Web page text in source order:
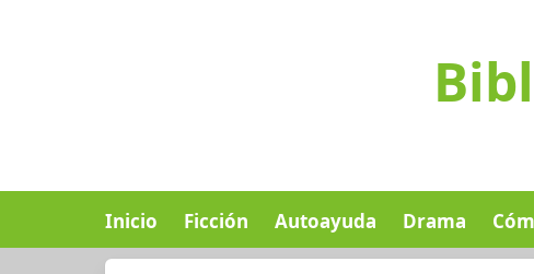
Inicio Ficción Autoayuda Drama